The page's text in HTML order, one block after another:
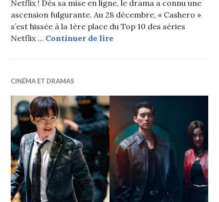
Netflix ! Dès sa mise en ligne, le drama a connu une
ascension fulgurante. Au 28 décembre, « Cashero »
s’est hissée à la 1ère place du Top 10 des séries
Netflix … Continuer de lireLe drama coréen «
CINÉMA ET DRAMAS